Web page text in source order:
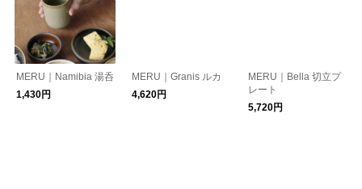
MERU｜Namibia 湯呑
1,430円
MERU｜Granis ルカ
4,620円
MERU｜Bella 切立プ
レート
5,720円